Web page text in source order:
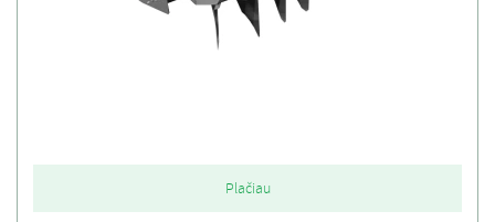
Plačiau